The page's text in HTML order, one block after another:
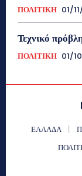
ΠΟΛΙΤΙΚΗ 01/
Τεχνικό
ΠΟΛΙΤΙΚΗ 01/
ΕΛΛΑΔΑ